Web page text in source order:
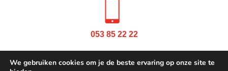
053 85 22 22
Privacy policy Cookie statement Quality & Safety
We gebruiken cookies om je de beste ervaring op onze site te